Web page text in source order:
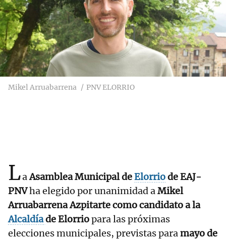
Mikel Arruabarrena PNV ELORRIO
LaAsamblea Municipal deElorriode EAJ-
PNVha elegido por unanimidad aMikel
Arruabarrena Azpitarte como candidato a la
Alcaldíade Elorriopara las próximas
elecciones municipales, previstas paramayo de